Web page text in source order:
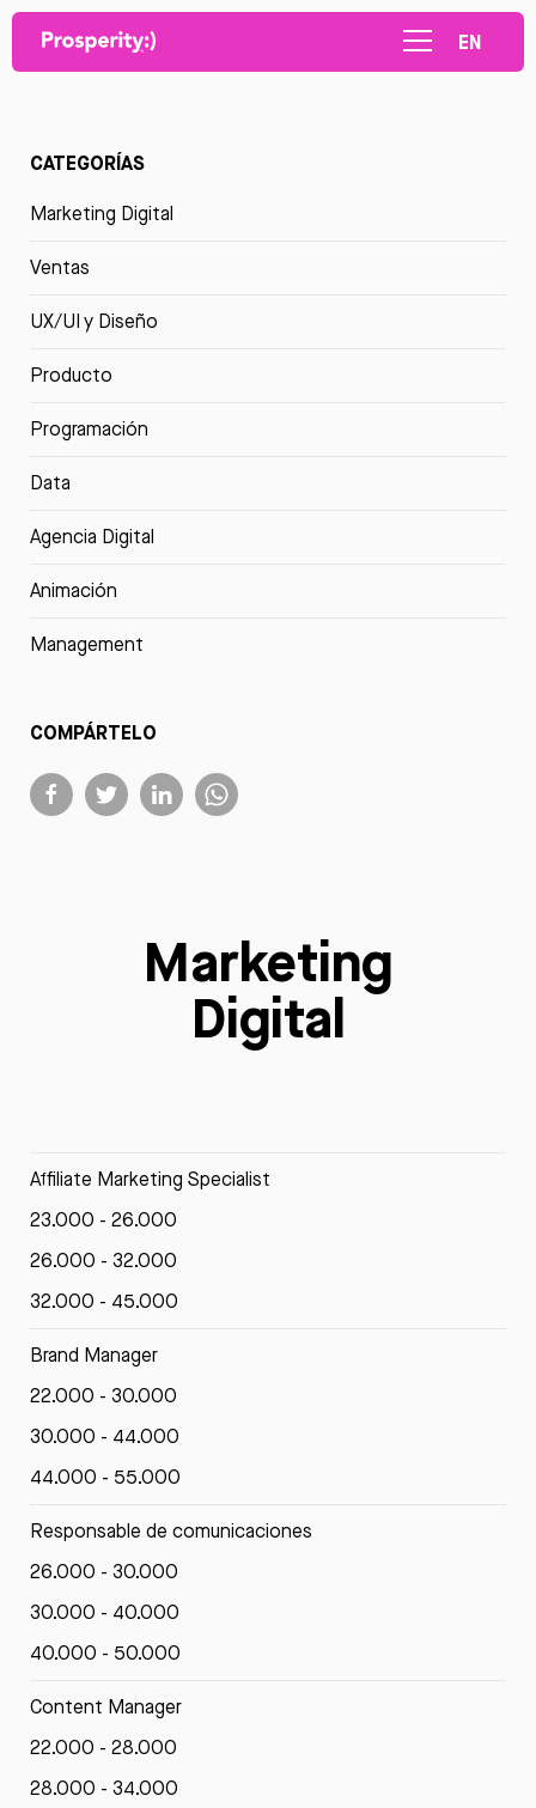
EN
CATEGORÍAS
Marketing Digital
Ventas
UX/UI y Diseño
Producto
Programación
Data
Agencia Digital
Animación
Management
COMPÁRTELO
Marketing
Digital
Affiliate Marketing Specialist
23.000 - 26.000
26.000 - 32.000
32.000 - 45.000
Brand Manager
22.000 - 30.000
30.000 - 44.000
44.000 - 55.000
Responsable de comunicaciones
26.000 - 30.000
30.000 - 40.000
40.000 - 50.000
Content Manager
22.000 - 28.000
28.000 - 34.000